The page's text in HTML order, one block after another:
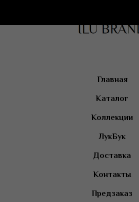
Главная
Каталог
Коллекции
ЛукБук
Доставка
Контакты
Предзаказ